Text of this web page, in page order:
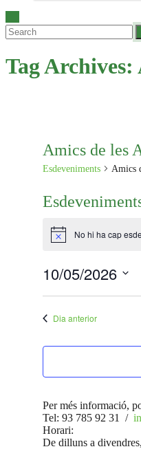
Tag Archives:
Amics de les
Esdeveniments Amics
Avís No hi ha cap
10/05/2026
data.Dia anterior
Per més informació,
Tel: 93 785 92 31 /
Horari:
De dilluns a